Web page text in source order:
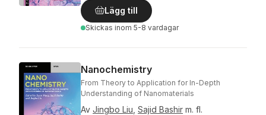
Lägg till
Skickas inom 5-8 vardagar
Nanochemistry
From Theory to Application for In-Depth
Understanding of Nanomaterials
Av Jingbo Liu Sajid Bashir m. fl.